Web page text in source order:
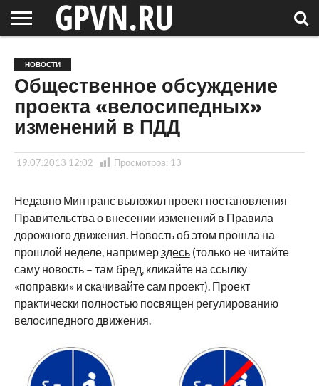
ОБЛАСТЬ
НОВОСТИ
СОСЕДЕЙ
РОССИЯ
/ МИР
СПЕЦПРОЕКТЫ
БЛОГ
СТАТЬИ
ФОТОРЕПОРТАЖИ
ИНТЕРВЬЮ
ОБЪЕКТЫ
ПОДБОРКИ
НОВОСТИ
Общественное обсуждение
проекта «велосипедных»
изменений в ПДД
19.07.2013 12:02 Просмотров: 13
Недавно Минтранс выложил проект постановления
Правительства о внесении изменений в Правила
дорожного движения. Новость об этом прошла на
прошлой неделе, напримерздесь(только не читайте
саму новость – там бред, кликайте на ссылку
«поправки» и скачивайте сам проект). Проект
практически полностью посвящен регулированию
велосипедного движения.